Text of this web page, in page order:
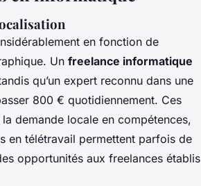
en fonction de
Un freelance informatique
qu’un expert reconnu dans une
800 € quotidiennement. Ces
demande locale en compétences,
en télétravail permettent parfois de
opportunités aux freelances établis